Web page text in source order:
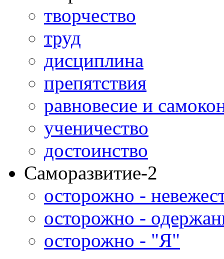
творчество
труд
дисциплина
препятствия
равновесие и
ученичество
достоинство
Саморазвитие-2
осторожно -
осторожно -
осторожно - "Я"